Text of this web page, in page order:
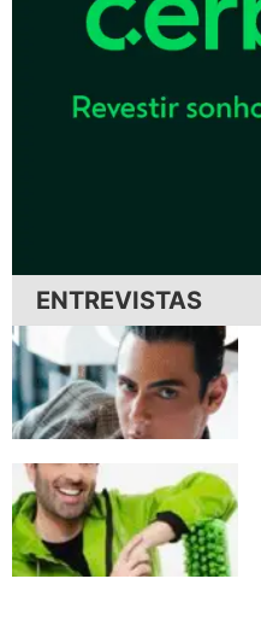
ENTREVISTAS